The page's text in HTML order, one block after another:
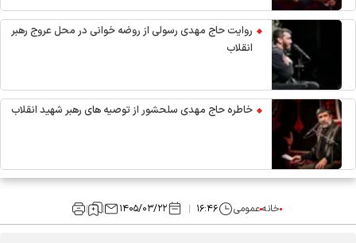
روایت حاج مهدی رسولی از روضه خوانی در محل عروج رهبر
انقلاب
خاطره حاج مهدی سلحشور از توصیه های رهبر شهید انقلاب
خانهعمومی ۱۶:۴۶ ۱۴۰۵/۰۳/۲۲